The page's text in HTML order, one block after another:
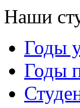
Наши
Годы
Годы